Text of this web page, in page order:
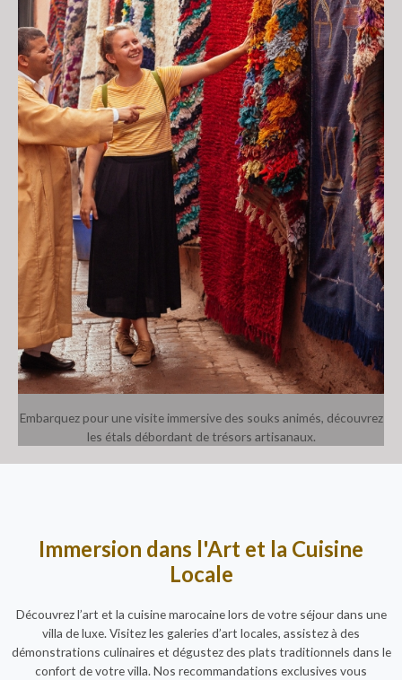
Embarquez pour une visite immersive des souks animés, découvrez
les étals débordant de trésors artisanaux.
Immersion dans l'Art et la Cuisine
Locale
Découvrez l’art et la cuisine marocaine lors de votre séjour dans une
villa de luxe. Visitez les galeries d’art locales, assistez à des
démonstrations culinaires et dégustez des plats traditionnels dans le
confort de votre villa. Nos recommandations exclusives vous